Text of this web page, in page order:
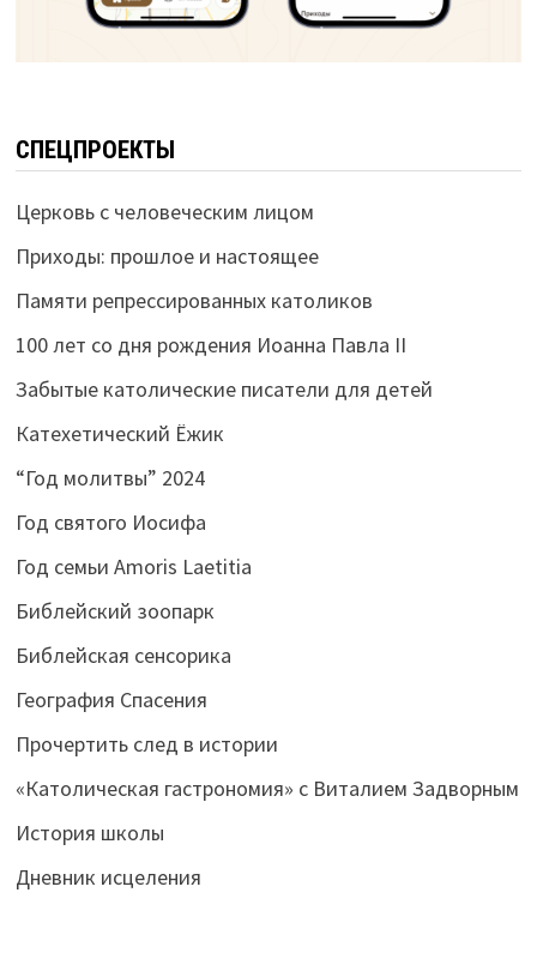
СПЕЦПРОЕКТЫ
Церковь с человеческим лицом
Приходы: прошлое и настоящее
Памяти репрессированных католиков
100 лет со дня рождения Иоанна Павла II
Забытые католические писатели для детей
Катехетический Ёжик
“Год молитвы” 2024
Год святого Иосифа
Год семьи Amoris Laetitia
Библейский зоопарк
Библейская сенсорика
География Спасения
Прочертить след в истории
«Католическая гастрономия» с Виталием Задворным
История школы
Дневник исцеления